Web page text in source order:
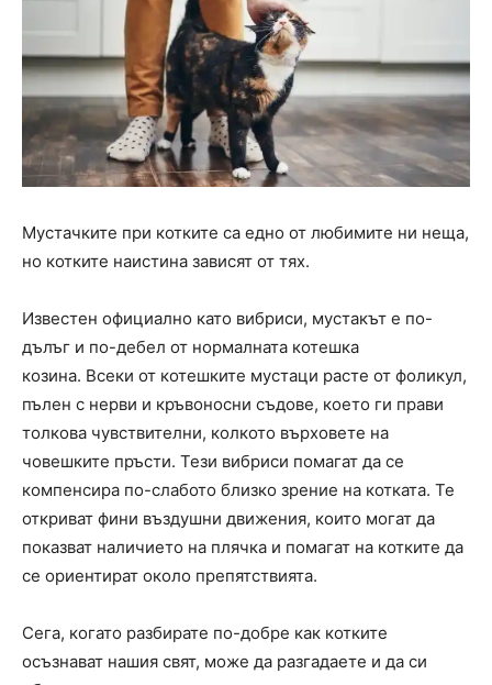
Мустачките при котките са едно от любимите ни неща,
но котките наистина зависят от тях.
Известен официално като вибриси, мустакът е по-
дълъг и по-дебел от нормалната котешка
козина. Всеки от котешките мустаци расте от фоликул,
пълен с нерви и кръвоносни съдове, което ги прави
толкова чувствителни, колкото върховете на
човешките пръсти. Тези вибриси помагат да се
компенсира по-слабото близко зрение на котката. Те
откриват фини въздушни движения, които могат да
показват наличието на плячка и помагат на котките да
се ориентират около препятствията.
Сега, когато разбирате по-добре как котките
осъзнават нашия свят, може да разгадаете и да си